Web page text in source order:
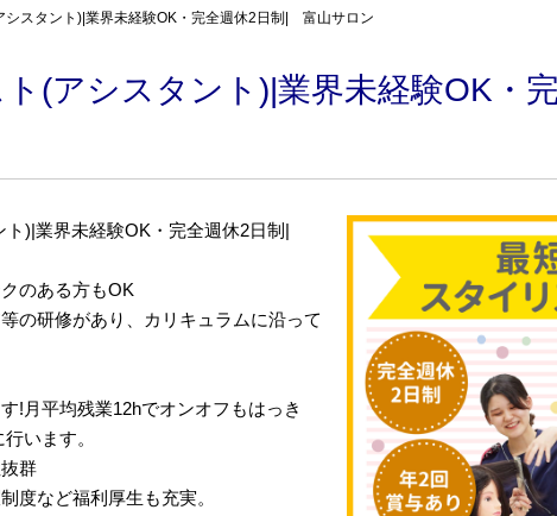
シスタント)|業界未経験OK・完全週休2日制| 富山サロン
(アシスタント)|業界未経験OK・
ト)|業界未経験OK・完全週休2日制|
のある方もOK
の研修があり、カリキュラムに沿って
!月平均残業12hでオンオフもはっき
います。
群
度など福利厚生も充実。